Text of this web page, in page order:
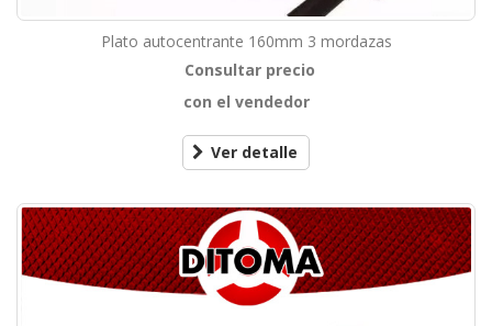
Plato autocentrante 160mm 3 mordazas
Consultar precio
con el vendedor
Ver detalle